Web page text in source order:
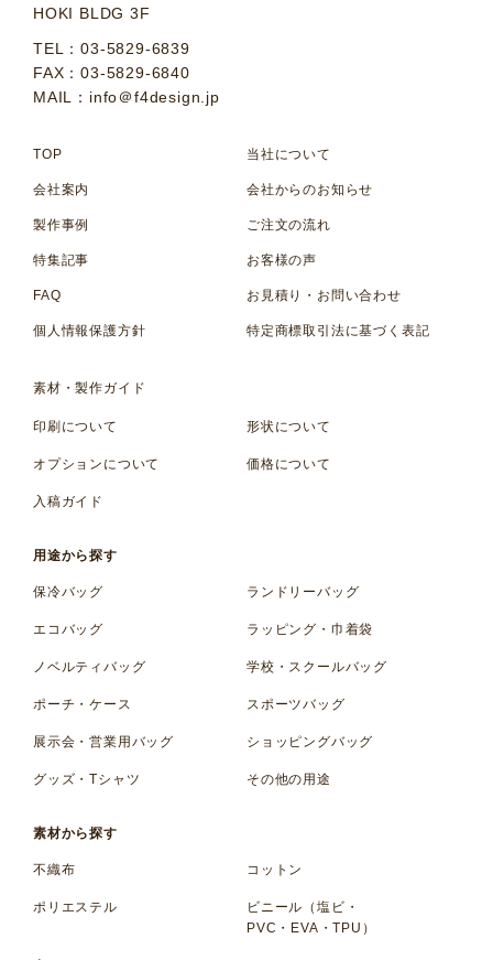
HOKI BLDG 3F
TEL：03-5829-6839
FAX：03-5829-6840
MAIL：info＠f4design.jp
TOP 当社について
会社案内 会社からのお知らせ
製作事例 ご注文の流れ
特集記事 お客様の声
FAQ お見積り・お問い合わせ
個人情報保護方針 特定商標取引法に基づく表記
素材・製作ガイド
印刷について 形状について
オプションについて 価格について
入稿ガイド
用途から探す
保冷バッグ ランドリーバッグ
エコバッグ ラッピング・巾着袋
ノベルティバッグ 学校・スクールバッグ
ポーチ・ケース スポーツバッグ
展示会・営業用バッグ ショッピングバッグ
グッズ・Tシャツ その他の用途
素材から探す
不織布 コットン
ポリエステル
ビニール（塩ビ・
PVC・EVA・TPU）